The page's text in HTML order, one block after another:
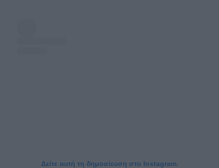
Δείτε αυτή τη δημοσίευση στο Instagram.